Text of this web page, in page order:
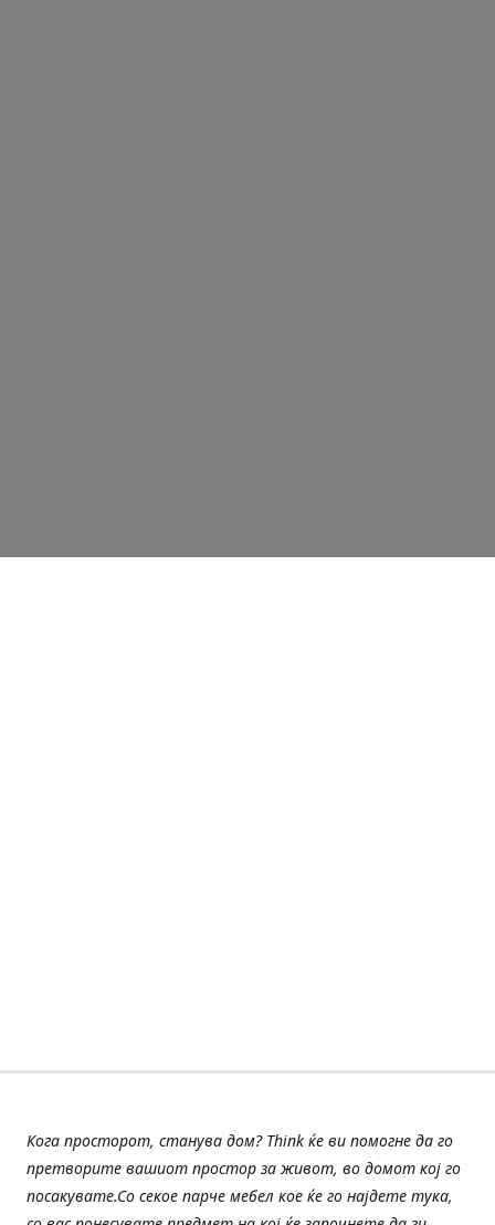
Кога просторот, станува дом? Think ќе ви помогне да го
претворите вашиот простор за живот, во домот кој го
посакувате.Со секое парче мебел кое ќе го најдете тука,